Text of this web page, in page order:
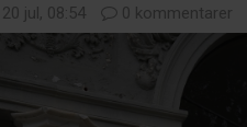
20 jul, 08:54 0 kommentarer